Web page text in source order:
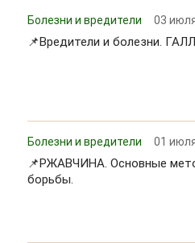
Болезни и вредители 03
📌Вредители и болезни.
Болезни и вредители 01
📌РЖАВЧИНА. Основные
борьбы.